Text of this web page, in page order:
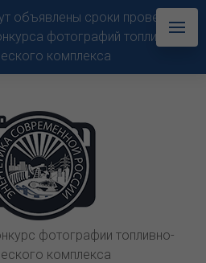
объявлены сроки проведения
фотографий топливно-
комплекса
фотографии топливно-
комплекса